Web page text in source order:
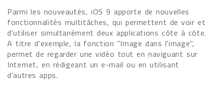
Parmi les nouveautés, iOS 9 apporte de nouvelles
fonctionnalités multitâches, qui permettent de voir et
d'utiliser simultanément deux applications côte à côte.
A titre d'exemple, la fonction "Image dans l'image",
permet de regarder une vidéo tout en naviguant sur
Internet, en rédigeant un e-mail ou en utilisant
d'autres apps.